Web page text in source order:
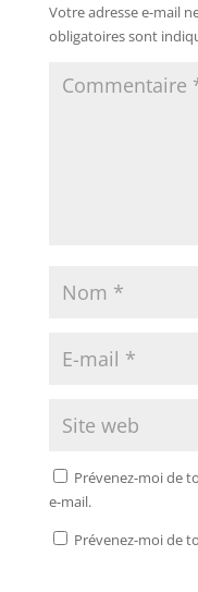
Votre adresse e-mail
obligatoires sont
Prévenez-moi de
e-mail.
Prévenez-moi de